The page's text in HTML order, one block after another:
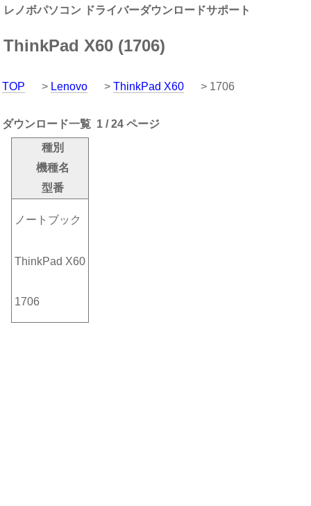
レノボパソコン ドライバーダウンロードサポート
ThinkPad X60 (1706)
TOP > Lenovo > ThinkPad X60 > 1706
ダウンロード一覧 1 / 24 ページ
種別
機種名
型番
ノートブック
ThinkPad X60
1706